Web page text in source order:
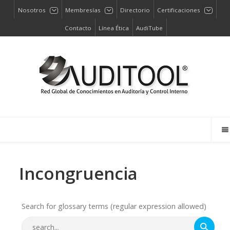
Nosotros Membresías Directorio Certificaciones
Contacto Línea Ética AudiTube
Incongruencia
Search for glossary terms (regular expression allowed)